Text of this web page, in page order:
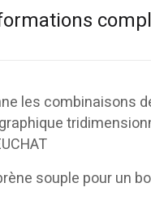
les combinaisons
souple pour un